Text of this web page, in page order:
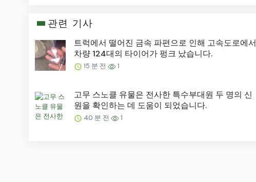
관련 기사
트럭에서 떨어진 금속 파편으로 인해 고속도로에서
차량 124대의 타이어가 펑크 났습니다.
15 분 전 1
고무 스노클 유물은 전사한 특수부대원 두 명의 신
원을 확인하는 데 도움이 되었습니다.
40 분 전 1